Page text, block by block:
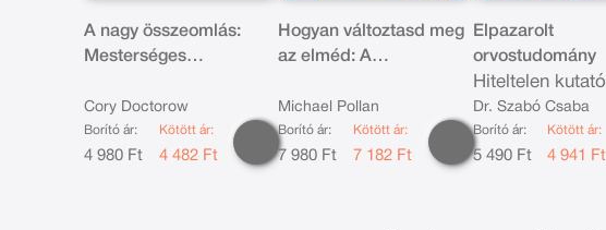
A nagy összeomlás:
Mesterséges
kipukkanása után
Cory Doctorow
Borító ár:
4 980 Ft
Kötött ár:
4 482 Ft
Hogyan változtasd meg
az elméd: A
kutatások forradalmi
eredményei az emberi
tudatról, az életről és a
Michael Pollan
Borító ár:
7 980 Ft
Kötött ár:
7 182 Ft
Elpazarolt
orvostudomány
Hiteltelen
megbízhatatlan
kísérletek
Dr. Szabó Csaba
Borító ár:
5 490 Ft
Kötött ár:
4 941 Ft